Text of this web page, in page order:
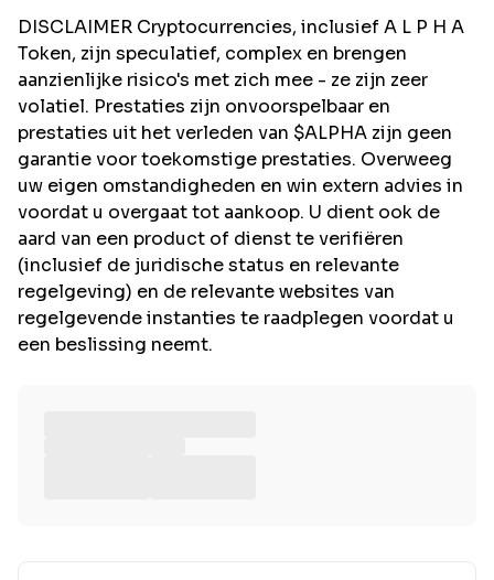
DISCLAIMER Cryptocurrencies, inclusief A L P H A
Token, zijn speculatief, complex en brengen
aanzienlijke risico's met zich mee - ze zijn zeer
volatiel. Prestaties zijn onvoorspelbaar en
prestaties uit het verleden van $ALPHA zijn geen
garantie voor toekomstige prestaties. Overweeg
uw eigen omstandigheden en win extern advies in
voordat u overgaat tot aankoop. U dient ook de
aard van een product of dienst te verifiëren
(inclusief de juridische status en relevante
regelgeving) en de relevante websites van
regelgevende instanties te raadplegen voordat u
een beslissing neemt.